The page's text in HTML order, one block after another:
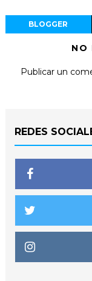
BLOGGER
NO
Publicar un
REDES